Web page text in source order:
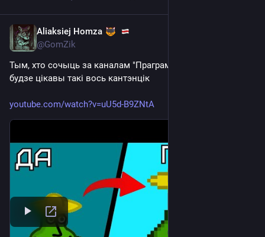
Aliaksiej Homza
@GomZik
Тым, хто сочыць за каналам "Праграмісцкі кут" магчыма
будзе цікавы такі вось кантэнцік
youtube.com/watch?v=uU5d-B9ZNtA